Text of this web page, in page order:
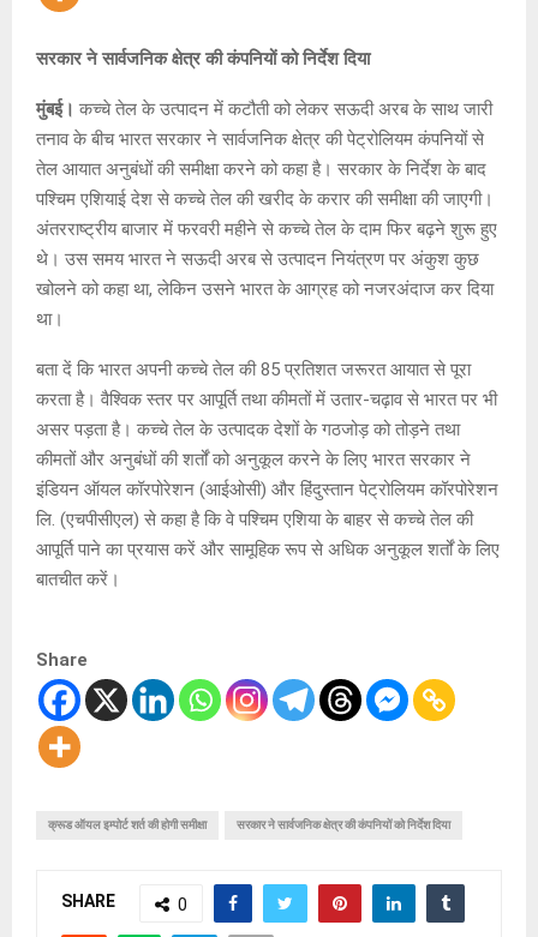
सरकार ने सार्वजनिक क्षेत्र की कंपनियों को निर्देश दिया
मुंबई। कच्चे तेल के उत्पादन में कटौती को लेकर सऊदी अरब के साथ जारी
तनाव के बीच भारत सरकार ने सार्वजनिक क्षेत्र की पेट्रोलियम कंपनियों से
तेल आयात अनुबंधों की समीक्षा करने को कहा है। सरकार के निर्देश के बाद
पश्चिम एशियाई देश से कच्चे तेल की खरीद के करार की समीक्षा की जाएगी।
अंतरराष्ट्रीय बाजार में फरवरी महीने से कच्चे तेल के दाम फिर बढ़ने शुरू हुए
थे। उस समय भारत ने सऊदी अरब से उत्पादन नियंत्रण पर अंकुश कुछ
खोलने को कहा था, लेकिन उसने भारत के आग्रह को नजरअंदाज कर दिया
था।
बता दें कि भारत अपनी कच्चे तेल की 85 प्रतिशत जरूरत आयात से पूरा
करता है। वैश्विक स्तर पर आपूर्ति तथा कीमतों में उतार-चढ़ाव से भारत पर भी
असर पड़ता है। कच्चे तेल के उत्पादक देशों के गठजोड़ को तोड़ने तथा
कीमतों और अनुबंधों की शर्तों को अनुकूल करने के लिए भारत सरकार ने
इंडियन ऑयल कॉरपोरेशन (आईओसी) और हिंदुस्तान पेट्रोलियम कॉरपोरेशन
लि. (एचपीसीएल) से कहा है कि वे पश्चिम एशिया के बाहर से कच्चे तेल की
आपूर्ति पाने का प्रयास करें और सामूहिक रूप से अधिक अनुकूल शर्तों के लिए
बातचीत करें।
Share
क्रूड ऑयल इम्पोर्ट शर्त की होगी समीक्षा सरकार ने सार्वजनिक क्षेत्र की कंपनियों को निर्देश दिया
SHARE 0